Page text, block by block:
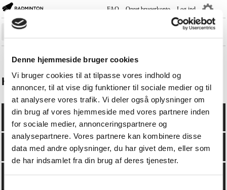
Denne hjemmeside bruger cookies
Vi bruger cookies til at tilpasse vores indhold og
annoncer, til at vise dig funktioner til sociale medier og til
at analysere vores trafik. Vi deler også oplysninger om
din brug af vores hjemmeside med vores partnere inden
for sociale medier, annonceringspartnere og
analysepartnere. Vores partnere kan kombinere disse
data med andre oplysninger, du har givet dem, eller som
de har indsamlet fra din brug af deres tjenester.
FAQ Opret brugerkonto Log ind
―
Sæsonplan
Rank-/Rækkelister
Holdturnering
Turnering
Spillere
Klubber
Kurser
Holdturnering